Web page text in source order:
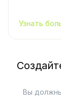
Узнать
Вы